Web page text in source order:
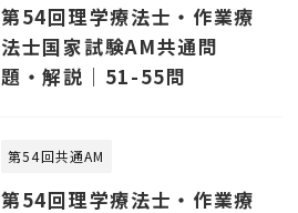
第54回理学療法士・作業療
法士国家試験AM共通問
題・解説｜51-55問
第54回共通AM
第54回理学療法士・作業療